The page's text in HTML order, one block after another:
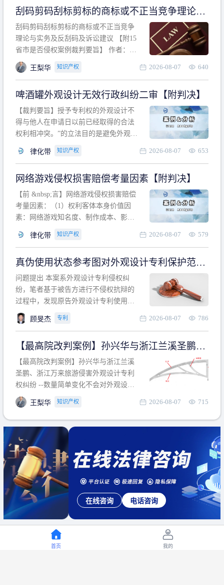
刮码剪码刮标剪标的商标或不正当竞争理论与
实务及反刮码及诉讼建议 【附15省市是否侵权
案例裁判要旨】
刮码剪码刮标剪标的商标或不正当竞争
理论与实务及反刮码及诉讼建议 【附15
省市是否侵权案例裁判要旨】 作者：浙
江杭知桥律师事务所 王梨华 周靖超 【导
读】 第一部分：刮码剪码刮标剪标的商
诉讼建议 第二部分：15省市是否侵权案
例的裁判要旨 目录 第一部分、刮码剪码
刮
王梨华 知识产权 2026-08-07 640
啤酒罐外观设计无效行政纠纷二审【附判决】
【裁判要旨】授予专利权的外观设计不
得与他人在申请日以前已经取得的合法
权利相冲突。”的立法目的是避免外观设
冲突。基于此，凡是因该外观设计的实
于该款规定的规制范畴。“合法权利”不宜
作狭义解释，一般情况下，只要依法享
有的、在本专利申请日之
律化带 知识产权 2026-08-07 653
网络游戏侵权损害赔偿考量因素【附判决】
【前 &nbsp;言】网络游戏侵权损害赔偿
考量因素：（1）权利客体本身价值因
素：网络游戏知名度、制作成本、影响
利角度因素：被诉侵权游戏销售数量、
人数、活跃人数、市场占用率；（3）被
告主观因素：被告的主观恶意、是否明
知或应知、是否有
律化带 知识产权 2026-08-07 579
真伪使用状态参考图对外观设计专利保护范围
的影响
问题提出 本案系外观设计专利侵权纠
纷，笔者基于被告方进行不侵权抗辩的
过程中，发现原告外观设计专利使用状
态参考图中的外观设计与被告涉案商品
的视觉效果存在显著区别。故就使用状
保护范围确定进行了研究，将办案体会
与研究过程记录如下： 简要结论： 笔者
提出使用状态参考图应以
顾旻杰 专利 2026-08-07 786
【最高院改判案例】孙兴华与浙江兰溪圣鹏、
浙江万来旅游侵害外观设计专利权纠纷
【最高院改判案例】孙兴华与浙江兰溪
圣鹏、浙江万来旅游侵害外观设计专利
权纠纷 --数量简单变化不会对外观设计
产生视觉影响，及现有设计抗辩与专利
无效再审改判可以执行回转 【承办律
师】 王梨华 浙江杭知桥律师事务所 【案
由】 侵害外观设计专利权纠纷 【案号索
引】 再审：最高人民法院(2019)最高法
民再2
王梨华 知识产权 2026-08-07 715
在线咨询 电话咨询
首页 我的